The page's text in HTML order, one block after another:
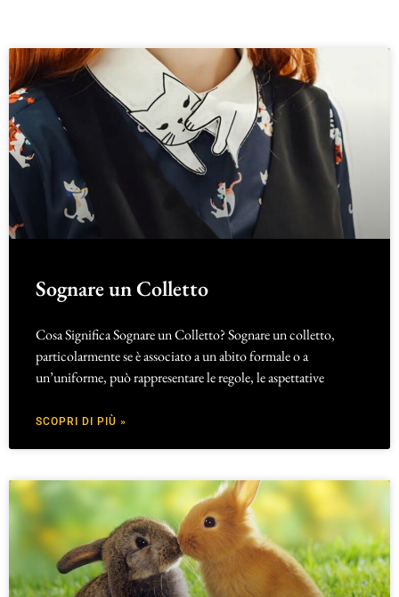
Sognare un Colletto
Cosa Significa Sognare un Colletto? Sognare un colletto,
particolarmente se è associato a un abito formale o a
un’uniforme, può rappresentare le regole, le aspettative
SCOPRI DI PIÙ »